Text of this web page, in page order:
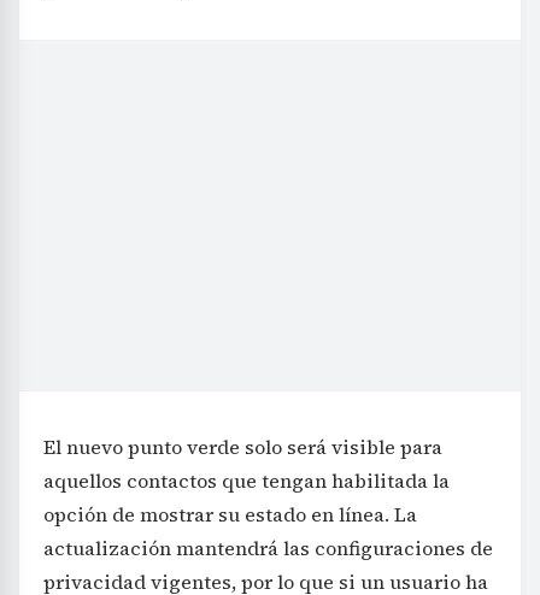
El nuevo punto verde solo será visible para
aquellos contactos que tengan habilitada la
opción de mostrar su estado en línea. La
actualización mantendrá las configuraciones de
privacidad vigentes, por lo que si un usuario ha